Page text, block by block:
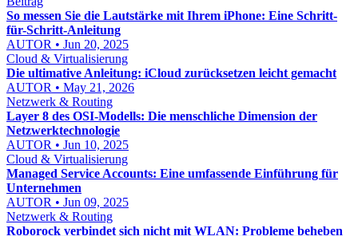
So messen Sie die Lautstärke mit Ihrem iPhone: Eine Schritt-
für-Schritt-Anleitung
AUTOR • Jun 20, 2025
Cloud & Virtualisierung
Die ultimative Anleitung: iCloud zurücksetzen leicht gemacht
AUTOR • May 21, 2026
Netzwerk & Routing
Layer 8 des OSI-Modells: Die menschliche Dimension der
Netzwerktechnologie
AUTOR • Jun 10, 2025
Cloud & Virtualisierung
Managed Service Accounts: Eine umfassende Einführung für
Unternehmen
AUTOR • Jun 09, 2025
Netzwerk & Routing
Roborock verbindet sich nicht mit WLAN: Probleme beheben